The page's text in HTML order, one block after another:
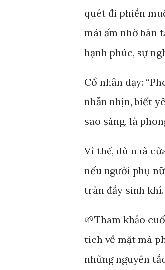
quét đi phiền
mái ấm nhờ bàn
hạnh phúc, sự
Cổ nhân dạy:
nhẫn nhịn, biết
sao sáng, là
Vì thế, dù nhà
nếu người phụ
tràn đầy sinh khí.
🌱Tham khảo
tích về mặt mà
những nguyên